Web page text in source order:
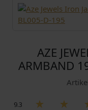
AZE
ARMBAND
9.3